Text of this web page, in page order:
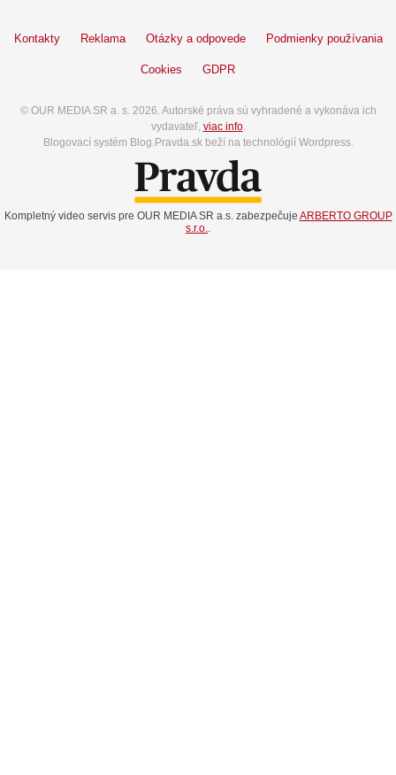
Kontakty Reklama Otázky a odpovede Podmienky používania
Cookies GDPR
© OUR MEDIA SR a. s. 2026. Autorské práva sú vyhradené a vykonáva ich
vydavateľ, viac info.
Blogovací systém Blog.Pravda.sk beží na technológií Wordpress.
Kompletný video servis pre OUR MEDIA SR a.s. zabezpečuje ARBERTO GROUP
s.r.o..